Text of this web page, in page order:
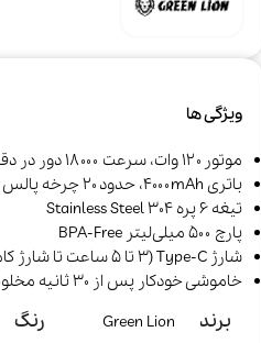
خوشبو کننده هوا
سرمایش و
گرمایش
ویژگی ها
موتور ۱۲۰ وات، سرعت ۱۸۰۰۰ دور در دقیقه
باتری ۴۰۰۰mAh، حدود ۲۰ چرخه پالس با هر شارژ
تیغه ۶ پره 304 Stainless Steel
پارچ ۵۰۰ میلی‌لیتر BPA‑Free
شارژ Type‑C (۳ تا ۵ ساعت تا شارژ کامل)
خاموشی خودکار پس از ۳۰ ثانیه مخلوط‌کردن
برند Green Lion رنگ